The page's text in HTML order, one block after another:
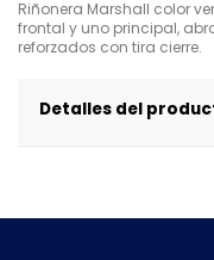
Riñonera Marshall color
frontal y uno principal,
reforzados con tira cierre.
Detalles del